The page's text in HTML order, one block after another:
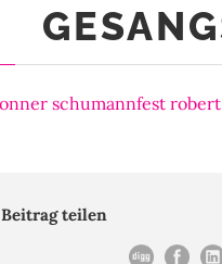
Beitrag teilen